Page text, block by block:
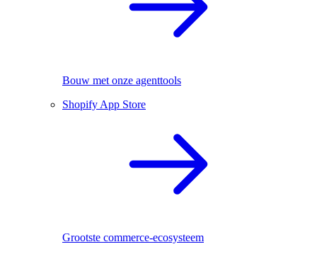
Bouw met onze agenttools
Shopify App Store
Grootste commerce-ecosysteem